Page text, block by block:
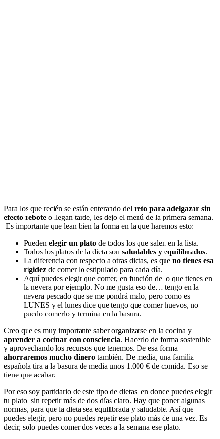
Para los que recién se están enterando del reto para adelgazar sin
efecto rebote o llegan tarde, les dejo el menú de la primera semana.
Es importante que lean bien la forma en la que haremos esto:
Pueden elegir un plato de todos los que salen en la lista.
Todos los platos de la dieta son saludables y equilibrados.
La diferencia con respecto a otras dietas, es que no tienes esa
rigidez de comer lo estipulado para cada día.
Aquí puedes elegir que comer, en función de lo que tienes en
la nevera por ejemplo. No me gusta eso de… tengo en la
nevera pescado que se me pondrá malo, pero como es
LUNES y el lunes dice que tengo que comer huevos, no
puedo comerlo y termina en la basura.
Creo que es muy importante saber organizarse en la cocina y
aprender a cocinar con consciencia. Hacerlo de forma sostenible
y aprovechando los recursos que tenemos. De esa forma
ahorraremos mucho dinero también. De media, una familia
española tira a la basura de media unos 1.000 € de comida. Eso se
tiene que acabar.
Por eso soy partidario de este tipo de dietas, en donde puedes elegir
tu plato, sin repetir más de dos días claro. Hay que poner algunas
normas, para que la dieta sea equilibrada y saludable. Así que
puedes elegir, pero no puedes repetir ese plato más de una vez. Es
decir, solo puedes comer dos veces a la semana ese plato.